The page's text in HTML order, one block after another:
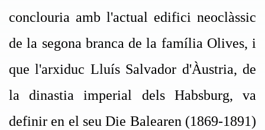
conclouria amb l'actual edifici neoclàssic
de la segona branca de la família Olives, i
que l'arxiduc Lluís Salvador d'Àustria, de
la dinastia imperial dels Habsburg, va
definir en el seu Die Balearen (1869-1891)